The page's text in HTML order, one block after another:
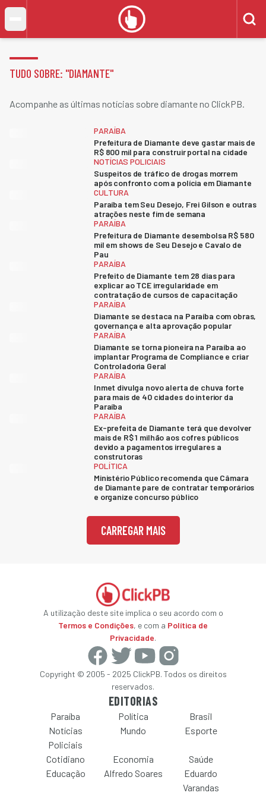
TUDO SOBRE: "DIAMANTE"
Acompanhe as últimas notícias sobre diamante no ClickPB.
PARAÍBA
Prefeitura de Diamante deve gastar mais de
R$ 800 mil para construir portal na cidade
NOTÍCIAS POLICIAIS
Suspeitos de tráfico de drogas morrem
após confronto com a polícia em Diamante
CULTURA
Paraíba tem Seu Desejo, Frei Gilson e outras
atrações neste fim de semana
PARAÍBA
Prefeitura de Diamante desembolsa R$ 580
mil em shows de Seu Desejo e Cavalo de
Pau
PARAÍBA
Prefeito de Diamante tem 28 dias para
explicar ao TCE irregularidade em
contratação de cursos de capacitação
PARAÍBA
Diamante se destaca na Paraíba com obras,
governança e alta aprovação popular
PARAÍBA
Diamante se torna pioneira na Paraíba ao
implantar Programa de Compliance e criar
Controladoria Geral
PARAÍBA
Inmet divulga novo alerta de chuva forte
para mais de 40 cidades do interior da
Paraíba
PARAÍBA
Ex-prefeita de Diamante terá que devolver
mais de R$ 1 milhão aos cofres públicos
devido a pagamentos irregulares a
construtoras
POLÍTICA
Ministério Público recomenda que Câmara
de Diamante pare de contratar temporários
e organize concurso público
CARREGAR MAIS
A utilização deste site implica o seu acordo com o
Termos e Condições, e com a Política de
Privacidade.
Copyright © 2005 - 2025 ClickPB. Todos os direitos
reservados.
EDITORIAS
Paraíba Política
Brasil
Notícias
Policiais
Mundo Esporte
Cotidiano Economia
Saúde
Educação
Alfredo Soares
Eduardo
Varandas